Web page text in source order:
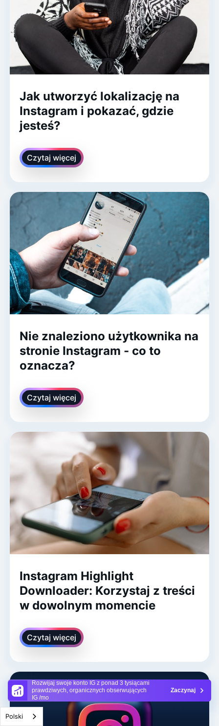
Rozwijaj swoje konto IG z ponad 3 tysiącami
prawdziwych, organicznych obserwujących
IG /mo
Zaczynaj
Jak utworzyć lokalizację na
Instagram i pokazać, gdzie
jesteś?
Czytaj więcej
Nie znaleziono użytkownika na
stronie Instagram - co to
oznacza?
Czytaj więcej
Instagram Highlight
Downloader: Korzystaj z treści
w dowolnym momencie
Czytaj więcej
Polski